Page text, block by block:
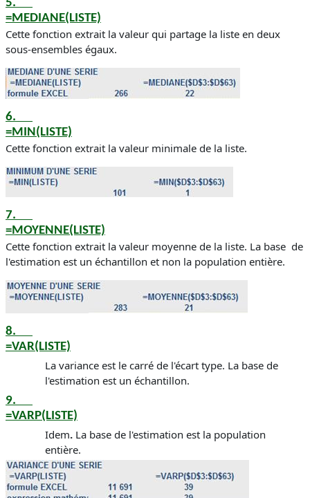
5.
=MEDIANE(LISTE)
Cette fonction extrait la valeur qui partage la liste en deux
sous-ensembles égaux.
6.
=MIN(LISTE)
Cette fonction extrait la valeur minimale de la liste.
7.
=MOYENNE(LISTE)
Cette fonction extrait la valeur moyenne de la liste. La base de
l'estimation est un échantillon et non la population entière.
8.
=VAR(LISTE)
La variance est le carré de l'écart type. La base de
l'estimation est un échantillon.
9.
=VARP(LISTE)
Idem. La base de l'estimation est la population
entière.